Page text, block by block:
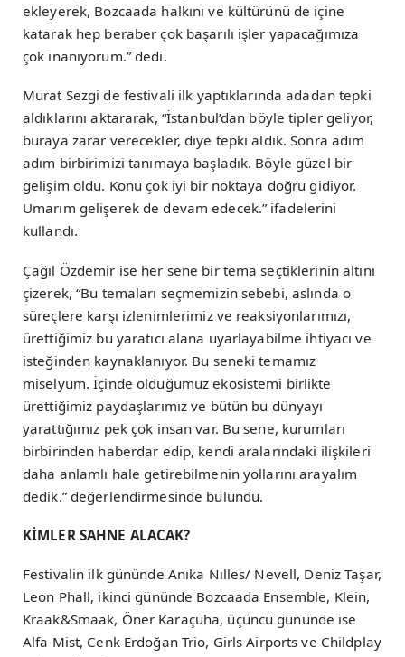
ekleyerek, Bozcaada halkını ve kültürünü de içine
katarak hep beraber çok başarılı işler yapacağımıza
çok inanıyorum.” dedi.
Murat Sezgi de festivali ilk yaptıklarında adadan tepki
aldıklarını aktararak, “İstanbul’dan böyle tipler geliyor,
buraya zarar verecekler, diye tepki aldık. Sonra adım
adım birbirimizi tanımaya başladık. Böyle güzel bir
gelişim oldu. Konu çok iyi bir noktaya doğru gidiyor.
Umarım gelişerek de devam edecek.” ifadelerini
kullandı.
Çağıl Özdemir ise her sene bir tema seçtiklerinin altını
çizerek, “Bu temaları seçmemizin sebebi, aslında o
süreçlere karşı izlenimlerimiz ve reaksiyonlarımızı,
ürettiğimiz bu yaratıcı alana uyarlayabilme ihtiyacı ve
isteğinden kaynaklanıyor. Bu seneki temamız
miselyum. İçinde olduğumuz ekosistemi birlikte
ürettiğimiz paydaşlarımız ve bütün bu dünyayı
yarattığımız pek çok insan var. Bu sene, kurumları
birbirinden haberdar edip, kendi aralarındaki ilişkileri
daha anlamlı hale getirebilmenin yollarını arayalım
dedik.” değerlendirmesinde bulundu.
KİMLER SAHNE ALACAK?
Festivalin ilk gününde Anıka Nılles/ Nevell, Deniz Taşar,
Leon Phall, ikinci gününde Bozcaada Ensemble, Klein,
Kraak&Smaak, Öner Karaçuha, üçüncü gününde ise
Alfa Mist, Cenk Erdoğan Trio, Girls Airports ve Childplay